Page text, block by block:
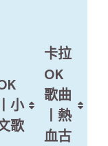
小
歌
卡拉
OK
歌曲
丨熱
血古